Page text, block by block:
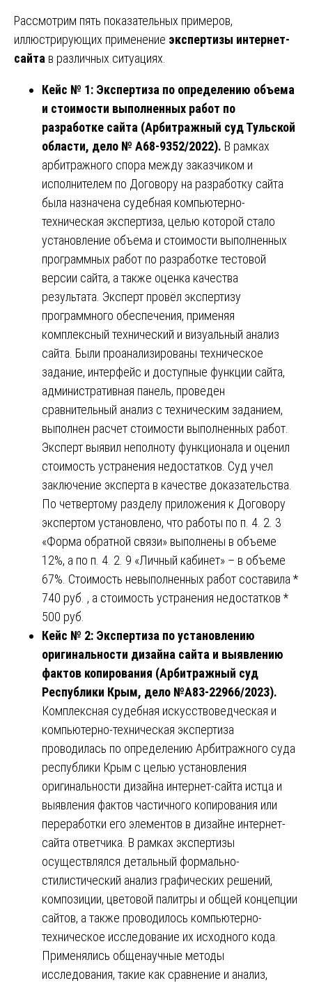
Рассмотрим пять показательных примеров,
иллюстрирующих применение экспертизы интернет-
сайта в различных ситуациях.
Кейс № 1: Экспертиза по определению объема
и стоимости выполненных работ по
разработке сайта (Арбитражный суд Тульской
области, дело № А68-9352/2022). В рамках
арбитражного спора между заказчиком и
исполнителем по Договору на разработку сайта
была назначена судебная компьютерно-
техническая экспертиза, целью которой стало
установление объема и стоимости выполненных
программных работ по разработке тестовой
версии сайта, а также оценка качества
результата. Эксперт провёл экспертизу
программного обеспечения, применяя
комплексный технический и визуальный анализ
сайта. Были проанализированы техническое
задание, интерфейс и доступные функции сайта,
административная панель, проведен
сравнительный анализ с техническим заданием,
выполнен расчет стоимости выполненных работ.
Эксперт выявил неполноту функционала и оценил
стоимость устранения недостатков. Суд учел
заключение эксперта в качестве доказательства.
По четвертому разделу приложения к Договору
экспертом установлено, что работы по п. 4. 2. 3
«Форма обратной связи» выполнены в объеме
12%, а по п. 4. 2. 9 «Личный кабинет» – в объеме
67%. Стоимость невыполненных работ составила *
740 руб. , а стоимость устранения недостатков *
500 руб.
Кейс № 2: Экспертиза по установлению
оригинальности дизайна сайта и выявлению
фактов копирования (Арбитражный суд
Республики Крым, дело №А83-22966/2023).
Комплексная судебная искусствоведческая и
компьютерно-техническая экспертиза
проводилась по определению Арбитражного суда
республики Крым с целью установления
оригинальности дизайна интернет-сайта истца и
выявления фактов частичного копирования или
переработки его элементов в дизайне интернет-
сайта ответчика. В рамках экспертизы
осуществлялся детальный формально-
стилистический анализ графических решений,
композиции, цветовой палитры и общей концепции
сайтов, а также проводилось компьютерно-
техническое исследование их исходного кода.
Применялись общенаучные методы
исследования, такие как сравнение и анализ,